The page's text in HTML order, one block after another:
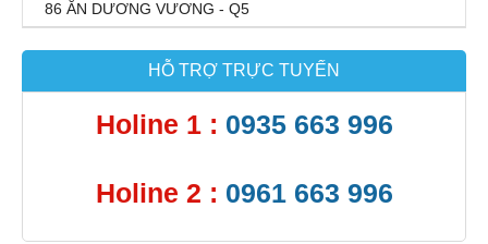
86 ĂN DƯƠNG VƯƠNG - Q5
HỖ TRỢ TRỰC TUYẾN
Holine 1 : 0935 663 996
Holine 2 : 0961 663 996